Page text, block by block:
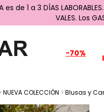
es de 1 a 3 DÍAS
VALES. Los
-70%
NUEVA COLECCIÓN > Blusas y